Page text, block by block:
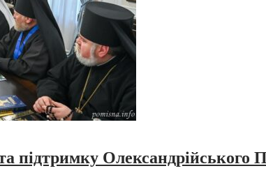
підтримку Олександрійського